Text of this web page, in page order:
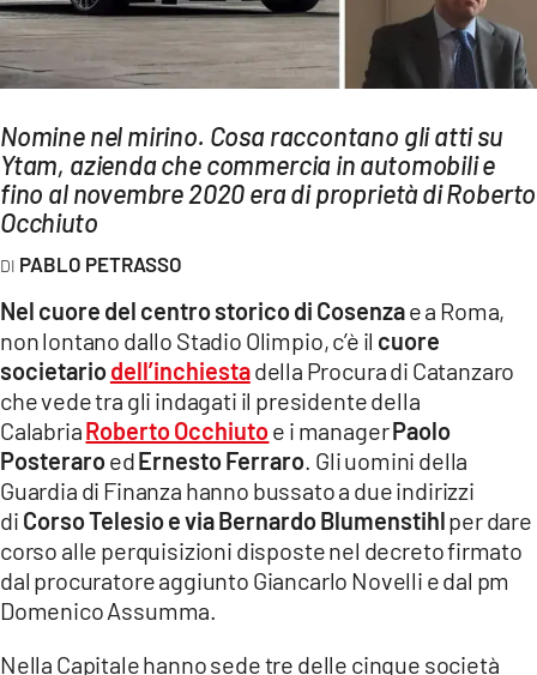
LAC NETWORK
LAC ONAIR
LaC
Network
LACPLAY.IT
LACTV.IT
LACONAIR.IT
LACITYMAG.IT
ILREGGINO.IT
COSENZACHANNEL.IT
ILVIBONESE.IT
CATANZAROCHANNEL.IT
LACAPITALENEWS.IT
App
Nomine nel mirino. Cosa raccontano gli atti su
Ytam, azienda che commercia in automobili e
fino al novembre 2020 era di proprietà di Roberto
Occhiuto
PABLO PETRASSO
Nel cuore del centro storico di Cosenzae a Roma,
non lontano dallo Stadio Olimpio, c’è il cuore
societariodell’inchiestadella Procura di Catanzaro
che vede tra gli indagati il presidente della
CalabriaRoberto Occhiutoe i managerPaolo
PosteraroedErnesto Ferraro . Gli uomini della
Guardia di Finanza hanno bussato a due indirizzi
di Corso Telesio e via Bernardo Blumenstihlper dare
corso alle perquisizioni disposte nel decreto firmato
dal procuratore aggiunto Giancarlo Novelli e dal pm
Domenico Assumma.
Nella Capitale hanno sede tre delle cinque società